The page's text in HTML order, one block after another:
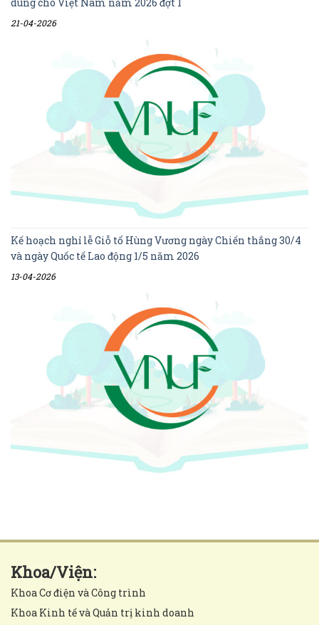
21-04-2026
Kế hoạch nghỉ lễ Giỗ tổ Hùng Vương ngày Chiến thắng 30/4
và ngày Quốc tế Lao động 1/5 năm 2026
13-04-2026
Khoa/Viện:
Khoa Cơ điện và Công trình
Khoa Kinh tế và Quản trị kinh doanh